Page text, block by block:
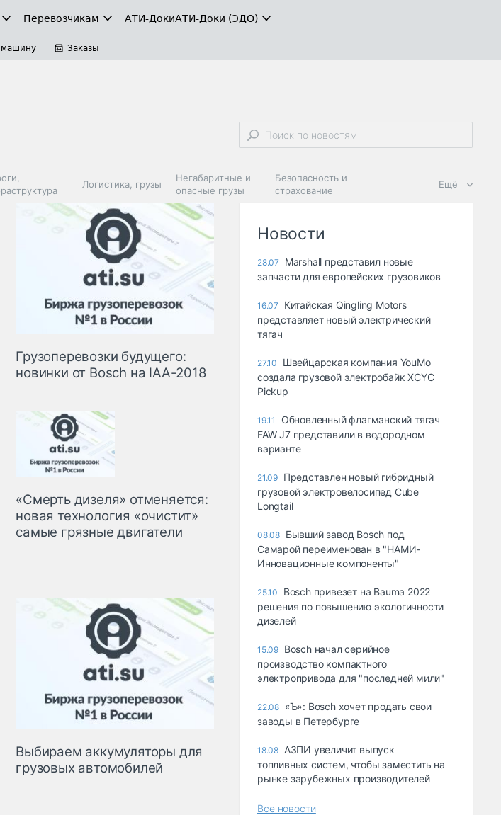
Перевозчикам АТИ-ДокиАТИ-Доки (ЭДО)
машину Заказы
Логистика, грузы
Негабаритные и
опасные грузы
Безопасность и
страхование
Автосервис,
запчасти, шины
Топливо, масла и
автохимия
Ещё
Грузоперевозки будущего:
новинки от Bosch на IAA-2018
«Смерть дизеля» отменяется:
новая технология «очистит»
самые грязные двигатели
Выбираем аккумуляторы для
грузовых автомобилей
Новости
28.07
Marshall представил новые
запчасти для европейских грузовиков
16.07
Китайская Qingling Motors
представляет новый электрический
тягач
27.10
Швейцарская компания YouMo
создала грузовой электробайк XCYC
Pickup
19.11
Обновленный флагманский тягач
FAW J7 представили в водородном
варианте
21.09 Представлен новый гибридный
грузовой электровелосипед Cube
Longtail
08.08 Бывший завод Bosch под
Самарой переименован в "НАМИ-
Инновационные компоненты"
25.10
Bosch привезет на Bauma 2022
решения по повышению экологичности
дизелей
15.09 Bosch начал серийное
производство компактного
электропривода для "последней мили"
22.08 «Ъ»: Bosch хочет продать свои
заводы в Петербурге
18.08 АЗПИ увеличит выпуск
топливных систем, чтобы заместить на
рынке зарубежных производителей
Все новости